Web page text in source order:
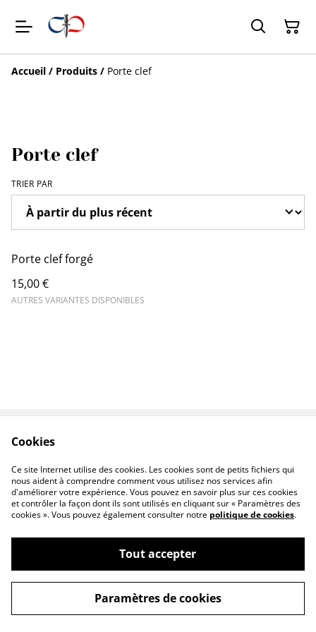
Accueil / Produits / Porte clef
Porte clef
TRIER PAR
Porte clef forgé
15,00 €
AUTRES VARIANTES DISPONIBLES
Politique de
confidentialité
Politique de cookies
©2026Yann Jouan - Entreprise Coup2coeur
powered by
Cookies
Ce site Internet utilise des cookies. Les cookies sont de petits fichiers qui
nous aident à comprendre comment vous utilisez nos services afin
d'améliorer votre expérience. Vous pouvez en savoir plus sur ces cookies
et contrôler la façon dont ils sont utilisés en cliquant sur « Paramètres des
cookies ». Vous pouvez également consulter notre politique de cookies.
Tout accepter
Paramètres de cookies